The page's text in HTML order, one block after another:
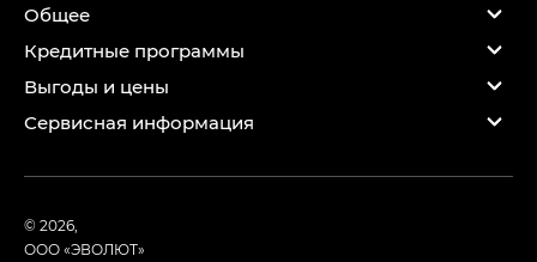
Общее
Кредитные программы
Выгоды и цены
Сервисная информация
© 2026,
ООО «ЭВОЛЮТ»